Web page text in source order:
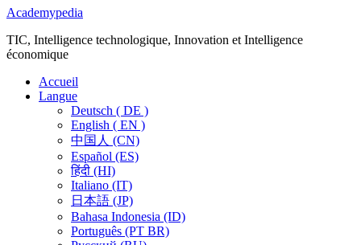
Menu
Academypedia
TIC, Intelligence technologique, Innovation et Intelligence
économique
Accueil
Langue
Deutsch ( DE )
English ( EN )
中国人 (CN)
Español (ES)
हिंदी (HI)
Italiano (IT)
日本語 (JP)
Bahasa Indonesia (ID)
Português (PT BR)